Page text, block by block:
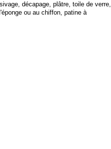
décapage, plâtre, toile de verre,
ou au chiffon, patine à